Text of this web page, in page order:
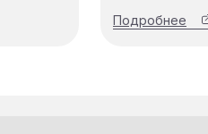
Подробнее